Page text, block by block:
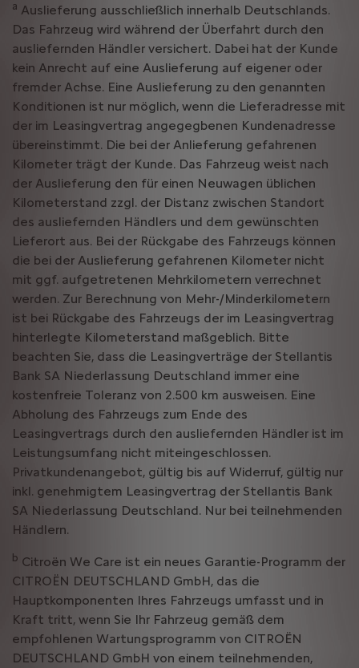
a Auslieferung ausschließlich innerhalb Deutschlands.
Das Fahrzeug wird während der Überfahrt durch den
ausliefernden Händler versichert. Dabei hat der Kunde
kein Anrecht auf eine Auslieferung auf eigener oder
fremder Achse. Eine Auslieferung zu den genannten
Konditionen ist nur möglich, wenn die Lieferadresse mit
der im Leasingvertrag angegegbenen Kundenadresse
übereinstimmt. Die bei der Anlieferung gefahrenen
Kilometer trägt der Kunde. Das Fahrzeug weist nach
der Auslieferung den für einen Neuwagen üblichen
Kilometerstand zzgl. der Distanz zwischen Standort
des ausliefernden Händlers und dem gewünschten
Lieferort aus. Bei der Rückgabe des Fahrzeugs können
die bei der Auslieferung gefahrenen Kilometer nicht
mit ggf. aufgetretenen Mehrkilometern verrechnet
werden. Zur Berechnung von Mehr-/Minderkilometern
ist bei Rückgabe des Fahrzeugs der im Leasingvertrag
hinterlegte Kilometerstand maßgeblich. Bitte
beachten Sie, dass die Leasingverträge der Stellantis
Bank SA Niederlassung Deutschland immer eine
kostenfreie Toleranz von 2.500 km ausweisen. Eine
Abholung des Fahrzeugs zum Ende des
Leasingvertrags durch den ausliefernden Händler ist im
Leistungsumfang nicht miteingeschlossen.
Privatkundenangebot, gültig bis auf Widerruf, gültig nur
inkl. genehmigtem Leasingvertrag der Stellantis Bank
SA Niederlassung Deutschland. Nur bei teilnehmenden
Händlern.
b Citroën We Care ist ein neues Garantie-Programm der
CITROËN DEUTSCHLAND GmbH, das die
Hauptkomponenten Ihres Fahrzeugs umfasst und in
Kraft tritt, wenn Sie Ihr Fahrzeug gemäß dem
empfohlenen Wartungsprogramm von CITROËN
DEUTSCHLAND GmbH von einem teilnehmenden,